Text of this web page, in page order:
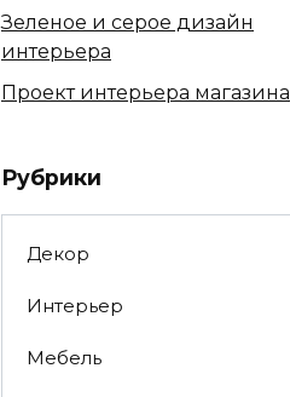
Зеленое и серое дизайн
интерьера
Проект интерьера магазина
Рубрики
Декор
Интерьер
Мебель